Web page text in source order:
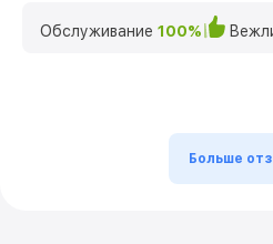
Обслуживание 100%
Больше